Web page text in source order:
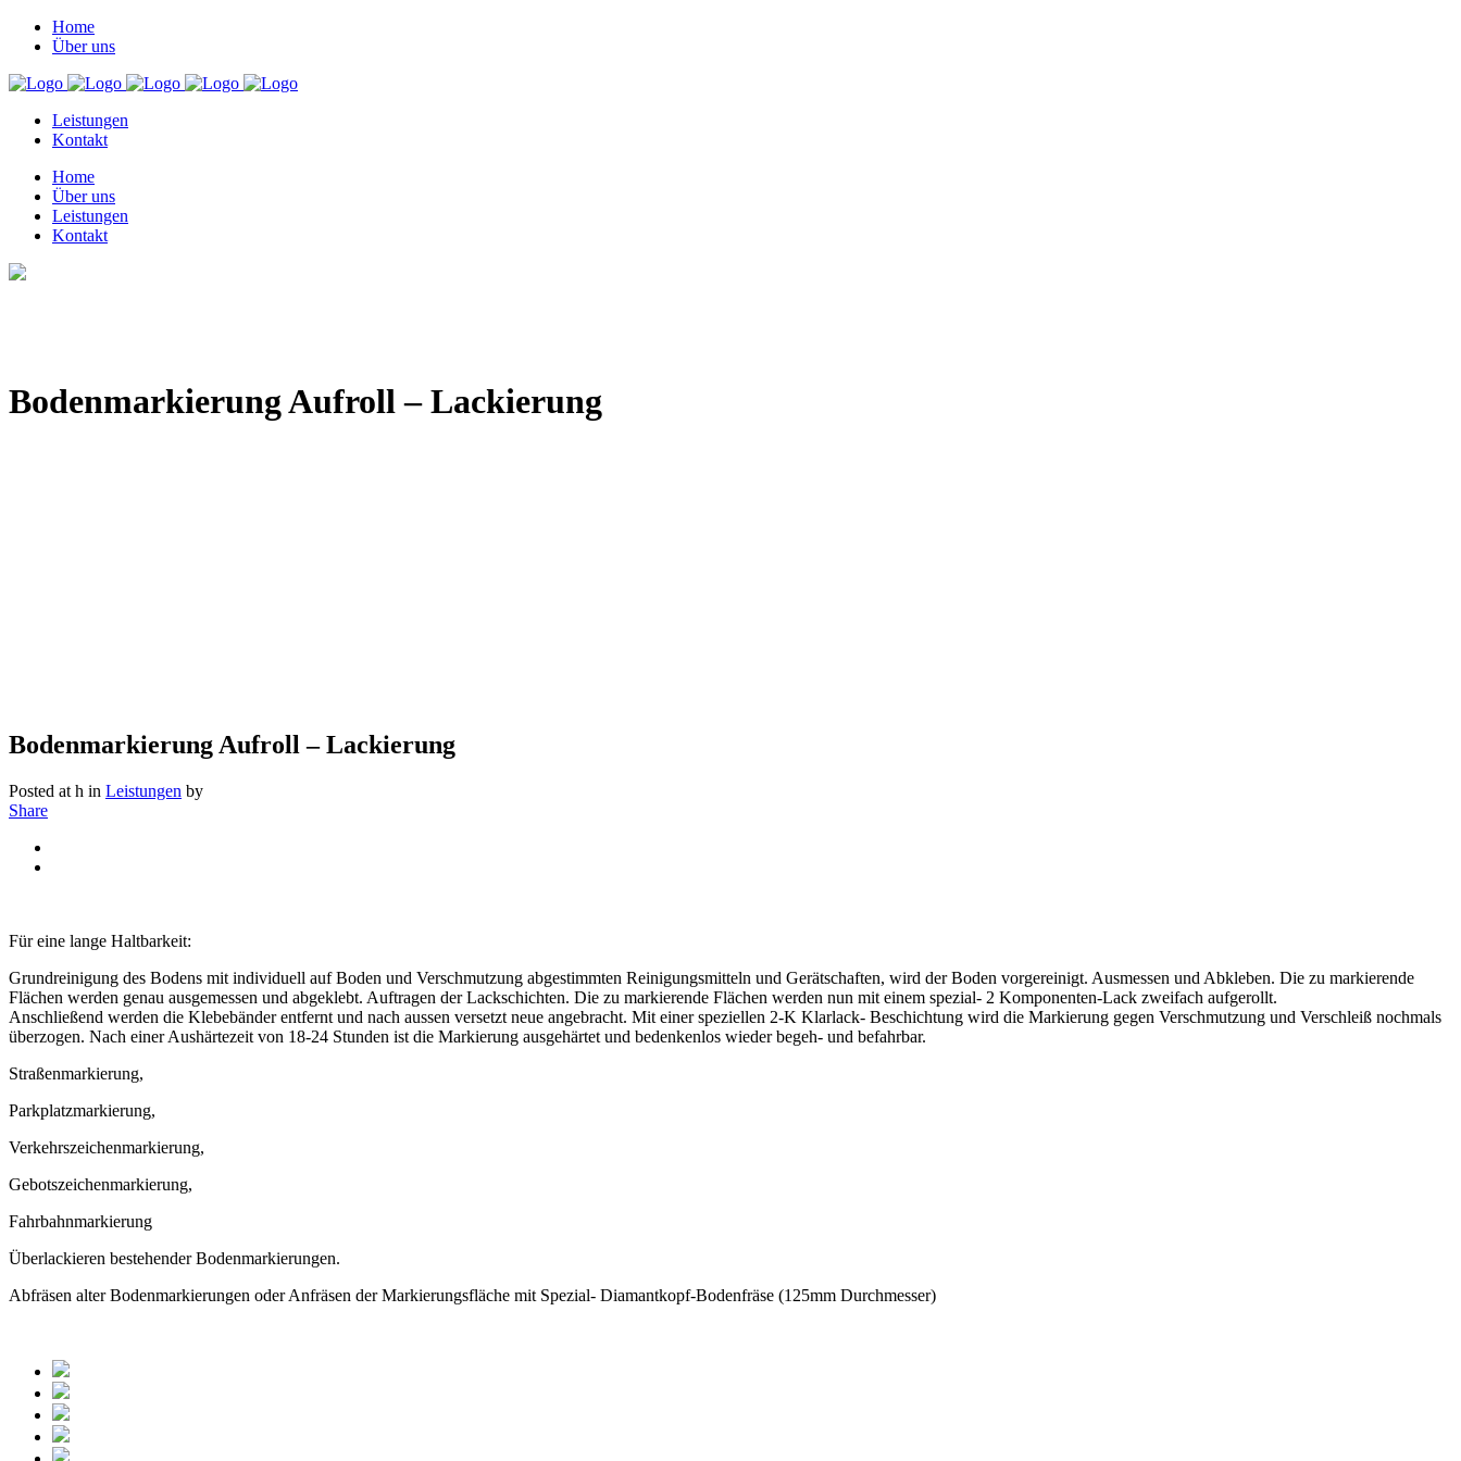
Home
Über uns
Leistungen
Kontakt
Home
Über uns
Leistungen
Kontakt
Bodenmarkierung Aufroll – Lackierung
Bodenmarkierung Aufroll – Lackierung
Posted at h in Leistungen by
Share
Für eine lange Haltbarkeit:
Grundreinigung des Bodens mit individuell auf Boden und Verschmutzung abgestimmten Reinigungsmitteln und Gerätschaften, wird der Boden vorgereinigt. Ausmessen und Abkleben. Die zu markierende
Flächen werden genau ausgemessen und abgeklebt. Auftragen der Lackschichten. Die zu markierende Flächen werden nun mit einem spezial- 2 Komponenten-Lack zweifach aufgerollt.
Anschließend werden die Klebebänder entfernt und nach aussen versetzt neue angebracht. Mit einer speziellen 2-K Klarlack- Beschichtung wird die Markierung gegen Verschmutzung und Verschleiß nochmals
überzogen. Nach einer Aushärtezeit von 18-24 Stunden ist die Markierung ausgehärtet und bedenkenlos wieder begeh- und befahrbar.
Straßenmarkierung,
Parkplatzmarkierung,
Verkehrszeichenmarkierung,
Gebotszeichenmarkierung,
Fahrbahnmarkierung
Überlackieren bestehender Bodenmarkierungen.
Abfräsen alter Bodenmarkierungen oder Anfräsen der Markierungsfläche mit Spezial- Diamantkopf-Bodenfräse (125mm Durchmesser)